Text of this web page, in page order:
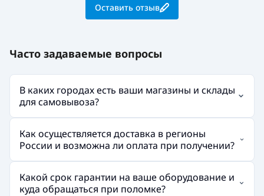
Оставить отзыв
Часто задаваемые вопросы
В каких городах есть ваши магазины и склады
для самовывоза?
Как осуществляется доставка в регионы
России и возможна ли оплата при получении?
Какой срок гарантии на ваше оборудование и
куда обращаться при поломке?